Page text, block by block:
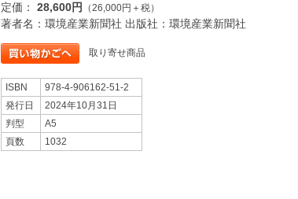
定価： 28,600円 （26,000円＋税）
著者名：環境産業新聞社 出版社：環境産業新聞社
取り寄せ商品
ISBN
978-4-906162-51-2
発行日
2024年10月31日
判型
A5
頁数
1032